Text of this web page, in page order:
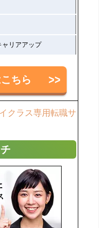
ャリアアップ
ちら
クラス専用転職サ